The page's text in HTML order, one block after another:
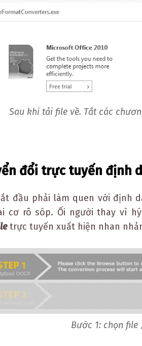
Sau khi tải file về. Tắt các
đổi trực tuyến định
đầu phải làm quen với định
cơ rô sóp. Ối người thay vì
trực tuyến xuất hiện nhan
Bước 1: chọn